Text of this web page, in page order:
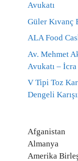
Avukatı
Güler Kıvanç
ALA Food
Av. Mehmet
Avukatı – İcra
V Tipi Toz
Dengeli
Afganistan
Almanya
Amerika